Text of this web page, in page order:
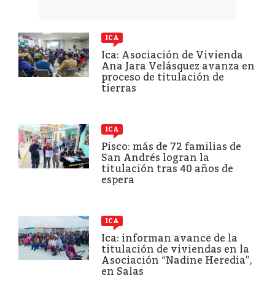
ICA
Ica: Asociación de Vivienda
Ana Jara Velásquez avanza en
proceso de titulación de
tierras
ICA
Pisco: más de 72 familias de
San Andrés logran la
titulación tras 40 años de
espera
ICA
Ica: informan avance de la
titulación de viviendas en la
Asociación “Nadine Heredia”,
en Salas